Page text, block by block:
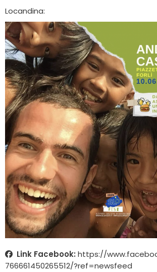
Locandina:
Link Facebook: https://
766661450265512/?ref=newsfeed